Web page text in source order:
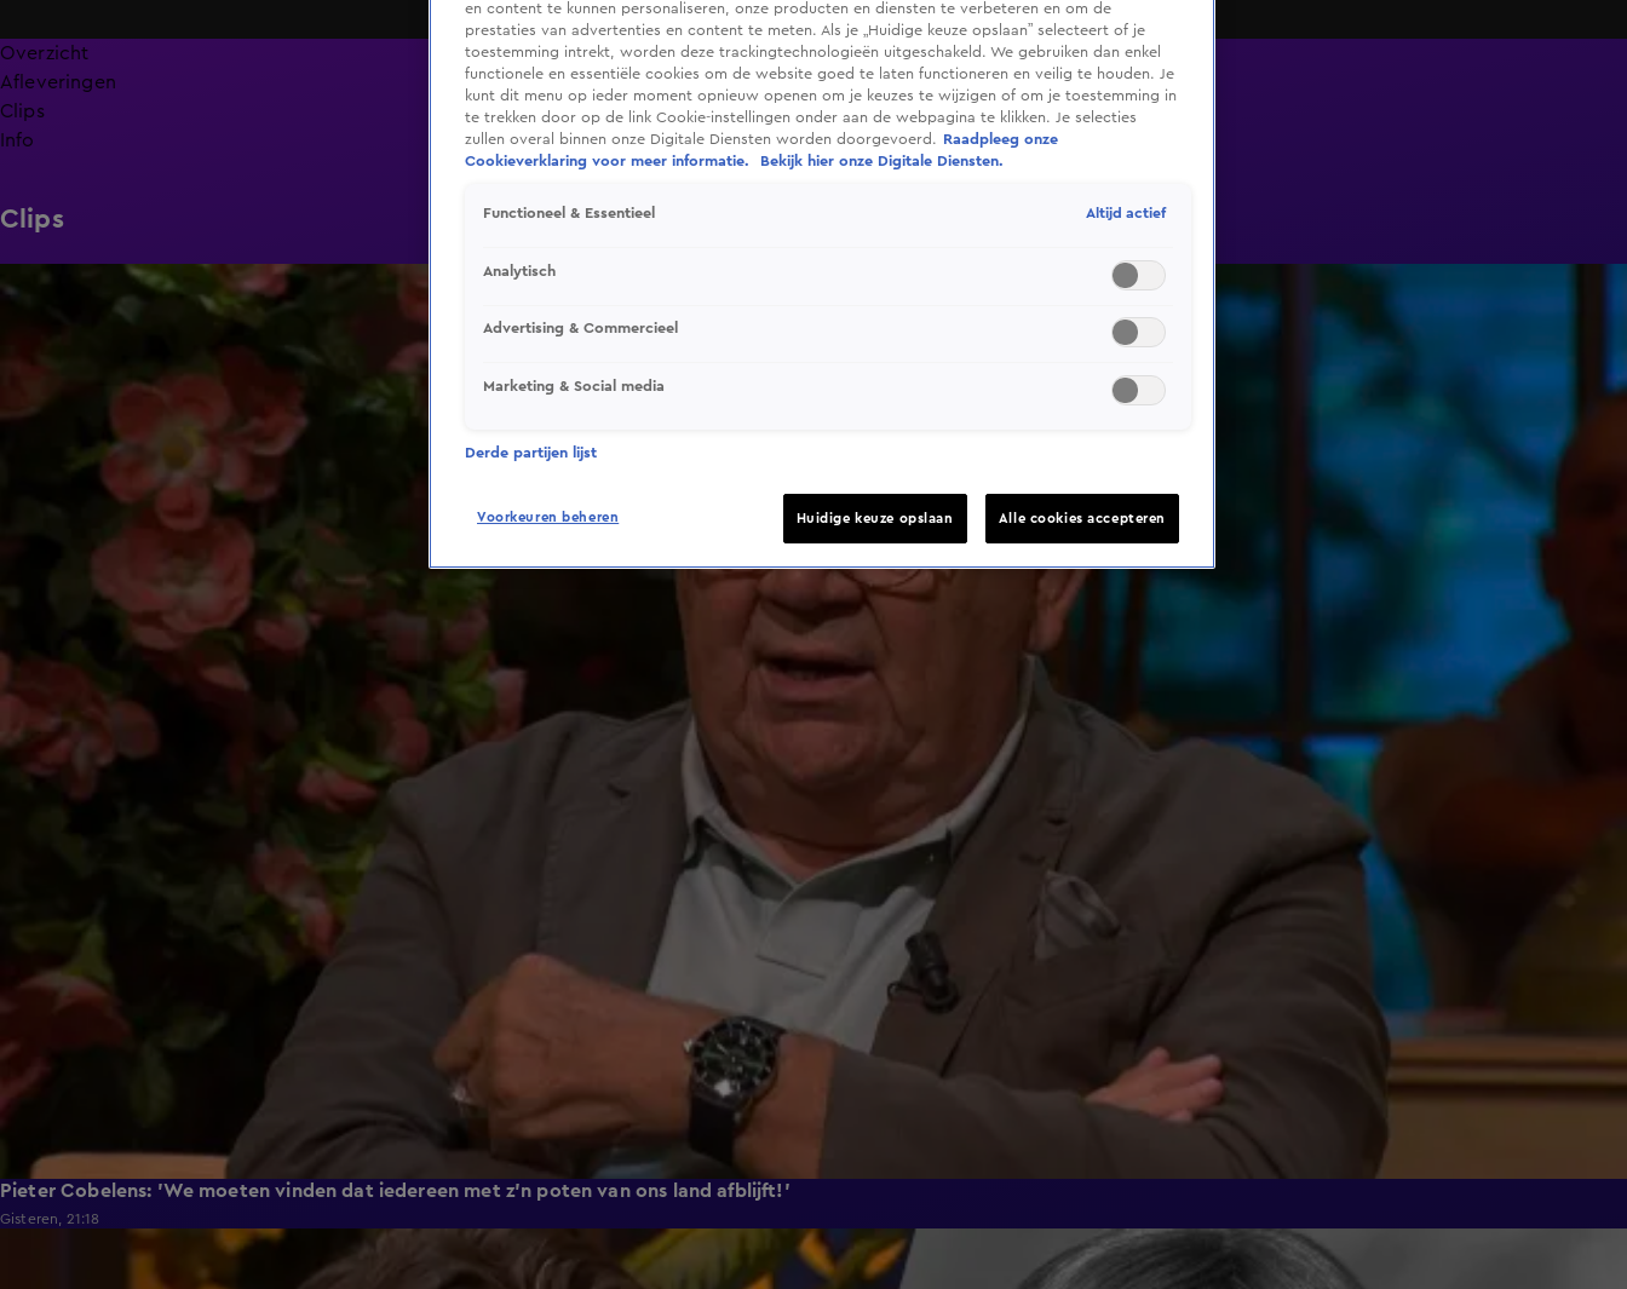
Overzicht
Afleveringen
Clips
Info
Clips
Pieter Cobelens: 'We moeten vinden dat iedereen met z'n poten van ons land afblijft!'
Gisteren, 21:18
en content te kunnen personaliseren, onze producten en diensten te verbeteren en om de
prestaties van advertenties en content te meten. Als je „Huidige keuze opslaan” selecteert of je
toestemming intrekt, worden deze trackingtechnologieën uitgeschakeld. We gebruiken dan enkel
functionele en essentiële cookies om de website goed te laten functioneren en veilig te houden. Je
kunt dit menu op ieder moment opnieuw openen om je keuzes te wijzigen of om je toestemming in
te trekken door op de link Cookie-instellingen onder aan de webpagina te klikken. Je selecties
zullen overal binnen onze Digitale Diensten worden doorgevoerd.
Raadpleeg onze
Cookieverklaring voor meer informatie.
Bekijk hier onze Digitale Diensten.
Functioneel & Essentieel Altijd actief
Analytisch
Advertising & Commercieel
Marketing & Social media
Derde partijen lijst
Voorkeuren beheren Huidige keuze opslaan Alle cookies accepteren